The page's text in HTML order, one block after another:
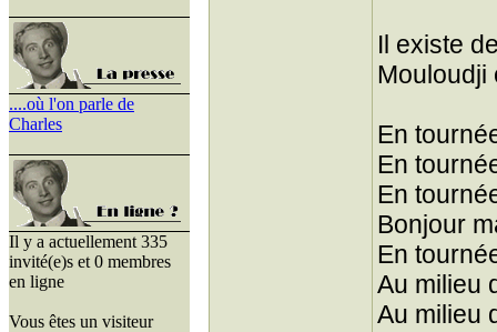
....où l'on parle de
Charles
Il y a actuellement 335
invité(e)s et 0 membres
en ligne
Vous êtes un visiteur
Il existe
Mouloudji
En
En
En
Bonjour
En
Au milieu
Au milieu